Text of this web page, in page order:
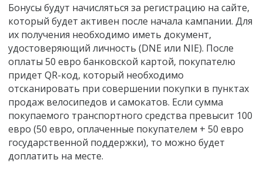
Бонусы будут начисляться за регистрацию на сайте,
который будет активен после начала кампании. Для
их получения необходимо иметь документ,
удостоверяющий личность (DNE или NIE). После
оплаты 50 евро банковской картой, покупателю
придет QR-код, который необходимо
отсканировать при совершении покупки в пунктах
продаж велосипедов и самокатов. Если сумма
покупаемого транспортного средства превысит 100
евро (50 евро, оплаченные покупателем + 50 евро
государственной поддержки), то можно будет
доплатить на месте.